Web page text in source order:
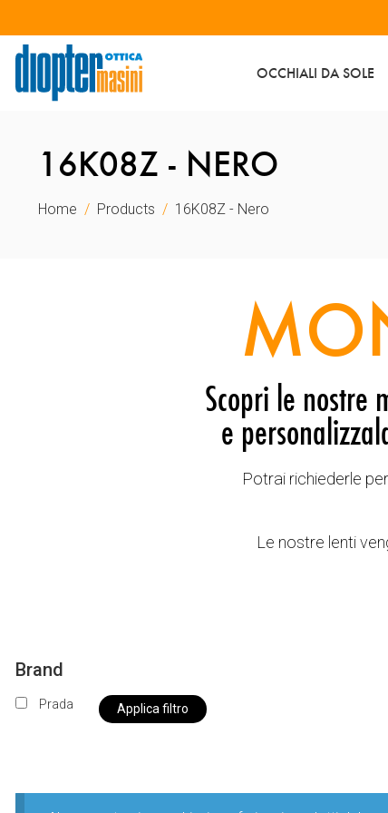
OCCHIALI DA SOLE
16K08Z - NERO
Home Products 16K08Z - Nero
Scopri le nostre
e
Potrai richiederle
Le nostre lenti
Brand
Prada Applica filtro